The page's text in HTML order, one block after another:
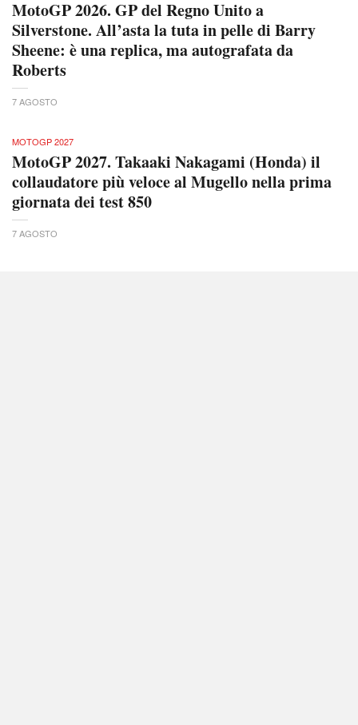
MotoGP 2026. GP del Regno Unito a
Silverstone. All’asta la tuta in pelle di Barry
Sheene: è una replica, ma autografata da
Roberts
7 AGOSTO
MOTOGP 2027
MotoGP 2027. Takaaki Nakagami (Honda) il
collaudatore più veloce al Mugello nella prima
giornata dei test 850
7 AGOSTO